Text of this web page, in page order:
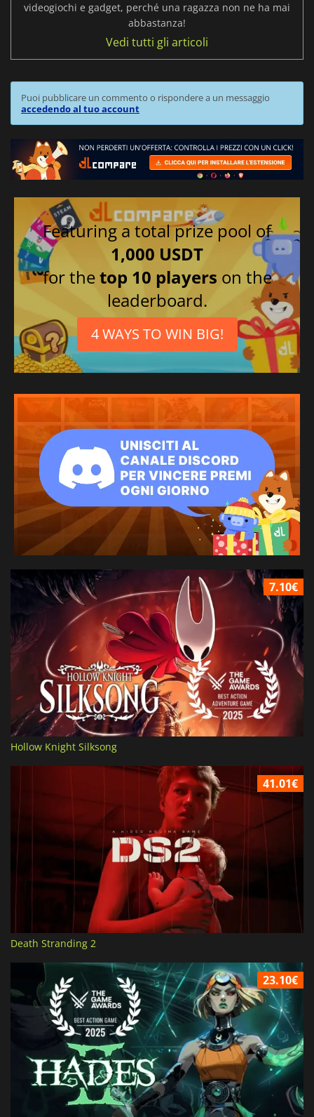
videogiochi e gadget, perché una ragazza non ne ha mai
abbastanza!
Vedi tutti gli articoli
Puoi pubblicare un commento o rispondere a un messaggio
accedendo al tuo account
Featuring a total prize pool of
1,000 USDT
for thetop 10 players on the
leaderboard.
4 WAYS TO WIN BIG!
7.10€
Hollow Knight Silksong
41.01€
Death Stranding 2
23.10€